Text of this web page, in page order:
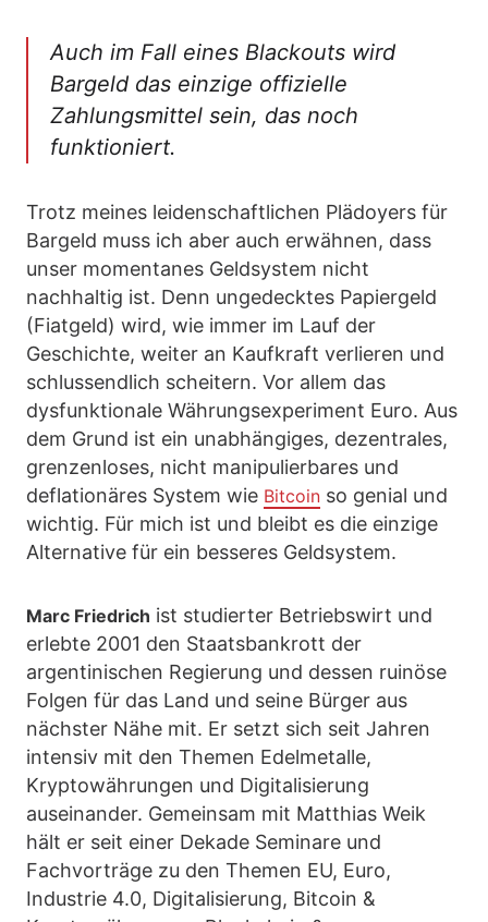
Auch im Fall eines Blackouts wird
Bargeld das einzige offizielle
Zahlungsmittel sein, das noch
funktioniert.
Trotz meines leidenschaftlichen Plädoyers für
Bargeld muss ich aber auch erwähnen, dass
unser momentanes Geldsystem nicht
nachhaltig ist. Denn ungedecktes Papiergeld
(Fiatgeld) wird, wie immer im Lauf der
Geschichte, weiter an Kaufkraft verlieren und
schlussendlich scheitern. Vor allem das
dysfunktionale Währungsexperiment Euro. Aus
dem Grund ist ein unabhängiges, dezentrales,
grenzenloses, nicht manipulierbares und
deflationäres System wie Bitcoin so genial und
wichtig. Für mich ist und bleibt es die einzige
Alternative für ein besseres Geldsystem.
Marc Friedrich ist studierter Betriebswirt und
erlebte 2001 den Staatsbankrott der
argentinischen Regierung und dessen ruinöse
Folgen für das Land und seine Bürger aus
nächster Nähe mit. Er setzt sich seit Jahren
intensiv mit den Themen Edelmetalle,
Kryptowährungen und Digitalisierung
auseinander. Gemeinsam mit Matthias Weik
hält er seit einer Dekade Seminare und
Fachvorträge zu den Themen EU, Euro,
Industrie 4.0, Digitalisierung, Bitcoin &